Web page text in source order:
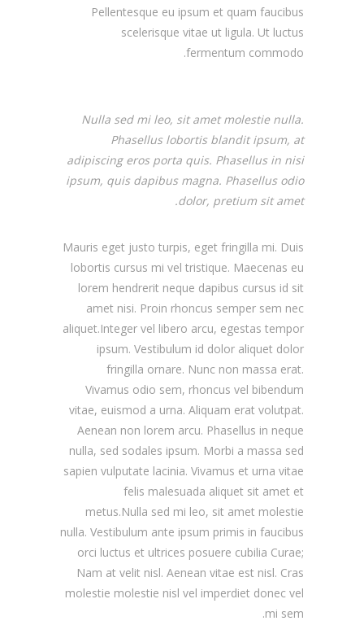
Pellentesque eu ipsum et quam faucibus
scelerisque vitae ut ligula. Ut luctus
fermentum commodo.
Nulla sed mi leo, sit amet molestie nulla.
Phasellus lobortis blandit ipsum, at
adipiscing eros porta quis. Phasellus in nisi
ipsum, quis dapibus magna. Phasellus odio
dolor, pretium sit amet.
Mauris eget justo turpis, eget fringilla mi. Duis
lobortis cursus mi vel tristique. Maecenas eu
lorem hendrerit neque dapibus cursus id sit
amet nisi. Proin rhoncus semper sem nec
aliquet.Integer vel libero arcu, egestas tempor
ipsum. Vestibulum id dolor aliquet dolor
fringilla ornare. Nunc non massa erat.
Vivamus odio sem, rhoncus vel bibendum
vitae, euismod a urna. Aliquam erat volutpat.
Aenean non lorem arcu. Phasellus in neque
nulla, sed sodales ipsum. Morbi a massa sed
sapien vulputate lacinia. Vivamus et urna vitae
felis malesuada aliquet sit amet et
metus.Nulla sed mi leo, sit amet molestie
nulla. Vestibulum ante ipsum primis in faucibus
orci luctus et ultrices posuere cubilia Curae;
Nam at velit nisl. Aenean vitae est nisl. Cras
molestie molestie nisl vel imperdiet donec vel
mi sem.